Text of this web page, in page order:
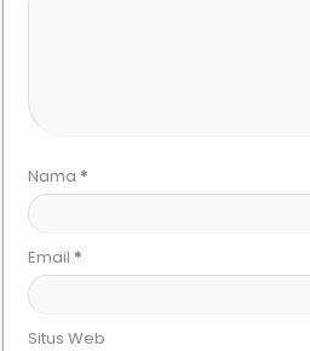
Nama *
Email *
Situs Web